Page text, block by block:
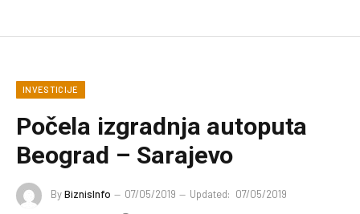
INVESTICIJE
Počela izgradnja autoputa
Beograd – Sarajevo
ByBiznisInfo 07/05/2019 Updated: 07/05/2019